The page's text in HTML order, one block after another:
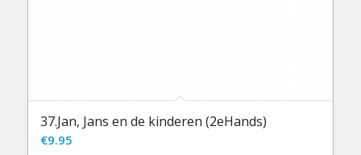
37.Jan, Jans en de kinderen (2eHands)
€9.95